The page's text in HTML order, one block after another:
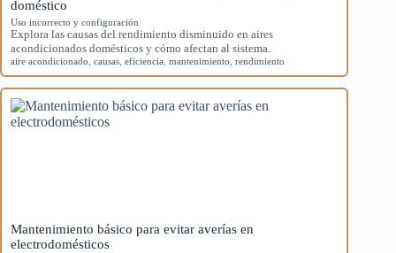
doméstico
Uso incorrecto y configuración
Explora las causas del rendimiento disminuido en aires
acondicionados domésticos y cómo afectan al sistema.
aire acondicionado causas eficiencia mantenimiento rendimiento
Mantenimiento básico para evitar averías en
electrodomésticos